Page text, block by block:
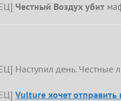
Честный Воздух убит
Наступил день. Честные
Vulture хочет отправить